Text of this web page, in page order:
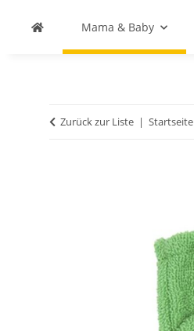
Mama & Baby
Zurück zur Liste Startseite